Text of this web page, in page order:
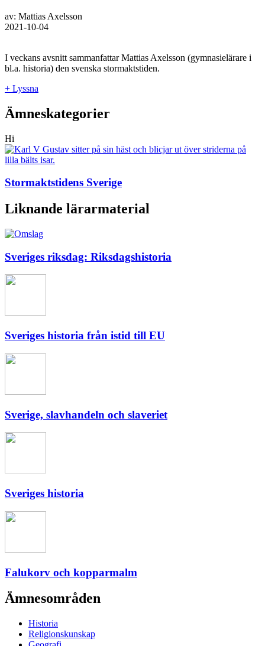
av: Mattias Axelsson
2021-10-04
I veckans avsnitt sammanfattar Mattias Axelsson (gymnasielärare i
bl.a. historia) den svenska stormaktstiden.
+ Lyssna
Ämneskategorier
Hi
Stormaktstidens Sverige
Liknande lärarmaterial
Sveriges riksdag: Riksdagshistoria
Sveriges historia från istid till EU
Sverige, slavhandeln och slaveriet
Sveriges historia
Falukorv och kopparmalm
Ämnesområden
Historia
Religionskunskap